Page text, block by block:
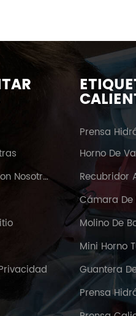
Contacta Con Nosotras
Prensa
Horno De
Recubridor
Molino De
Mini Horno
Guantera
Prensa